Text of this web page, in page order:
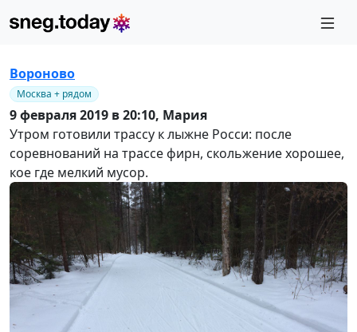
Вороново
Москва + рядом
9 февраля 2019 в 20:10, Мария
Утром готовили трассу к лыжне Росси: после
соревнований на трассе фирн, скольжение хорошее,
кое где мелкий мусор.